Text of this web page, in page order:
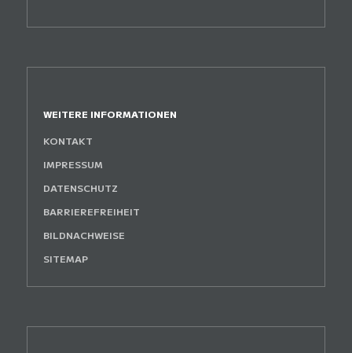
WEITERE INFORMATIONEN
KONTAKT
IMPRESSUM
DATENSCHUTZ
BARRIEREFREIHEIT
BILDNACHWEISE
SITEMAP